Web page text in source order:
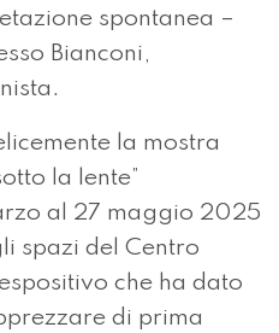
spontanea –
Bianconi,
la mostra
la lente”
al 27 maggio 2025
spazi del Centro
che ha dato
di prima